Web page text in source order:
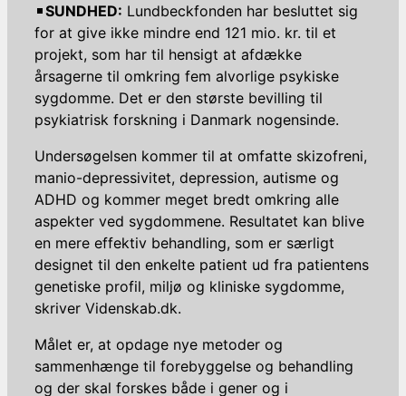
SUNDHED: Lundbeckfonden har besluttet sig
for at give ikke mindre end 121 mio. kr. til et
projekt, som har til hensigt at afdække
årsagerne til omkring fem alvorlige psykiske
sygdomme. Det er den største bevilling til
psykiatrisk forskning i Danmark nogensinde.
Undersøgelsen kommer til at omfatte skizofreni,
manio-depressivitet, depression, autisme og
ADHD og kommer meget bredt omkring alle
aspekter ved sygdommene. Resultatet kan blive
en mere effektiv behandling, som er særligt
designet til den enkelte patient ud fra patientens
genetiske profil, miljø og kliniske sygdomme,
skriver Videnskab.dk.
Målet er, at opdage nye metoder og
sammenhænge til forebyggelse og behandling
og der skal forskes både i gener og i